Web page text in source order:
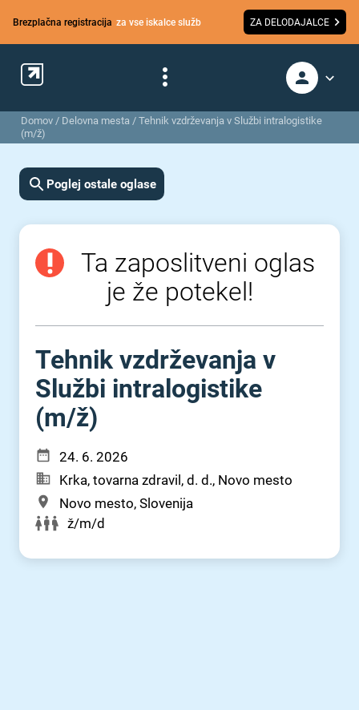
Brezplačna registracija za vse iskalce služb ZA DELODAJALCE
Domov / Delovna mesta / Tehnik vzdrževanja v Službi intralogistike
(m/ž)
Poglej ostale oglase
Ta zaposlitveni oglas
je že potekel!
Tehnik vzdrževanja v
Službi intralogistike
(m⁠/⁠ž)
24. 6. 2026
Krka, tovarna zdravil, d. d., Novo mesto
Novo mesto, Slovenija
ž/m/d